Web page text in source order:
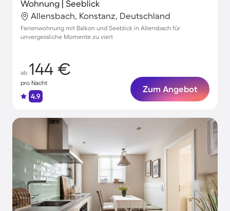
Wohnung | Seeblick
Allensbach, Konstanz, Deutschland
Ferienwohnung mit Balkon und Seeblick in Allensbach für
unvergessliche Momente zu viert
ab 144 €
pro Nacht
4.9
Zum Angebot